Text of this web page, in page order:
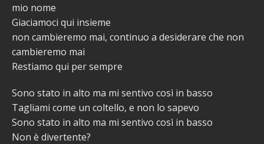
mio nome
Giaciamoci qui insieme
non cambieremo mai, continuo a desiderare che non
cambieremo mai
Restiamo qui per sempre
Sono stato in alto ma mi sentivo così in basso
Tagliami come un coltello, e non lo sapevo
Sono stato in alto ma mi sentivo così in basso
Non è divertente?